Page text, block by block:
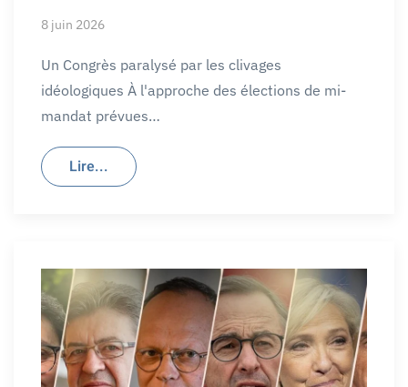
8 juin 2026
Un Congrès paralysé par les clivages
idéologiques À l'approche des élections de mi-
mandat prévues…
Lire...